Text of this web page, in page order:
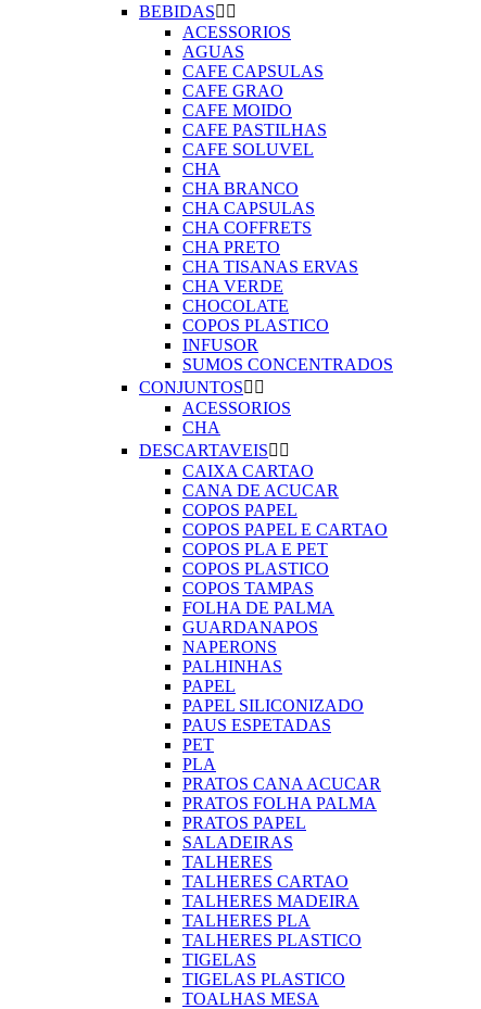
BEBIDAS 
ACESSORIOS
AGUAS
CAFE CAPSULAS
CAFE GRAO
CAFE MOIDO
CAFE PASTILHAS
CAFE SOLUVEL
CHA
CHA BRANCO
CHA CAPSULAS
CHA COFFRETS
CHA PRETO
CHA TISANAS ERVAS
CHA VERDE
CHOCOLATE
COPOS PLASTICO
INFUSOR
SUMOS CONCENTRADOS
CONJUNTOS 
ACESSORIOS
CHA
DESCARTAVEIS 
CAIXA CARTAO
CANA DE ACUCAR
COPOS PAPEL
COPOS PAPEL E CARTAO
COPOS PLA E PET
COPOS PLASTICO
COPOS TAMPAS
FOLHA DE PALMA
GUARDANAPOS
NAPERONS
PALHINHAS
PAPEL
PAPEL SILICONIZADO
PAUS ESPETADAS
PET
PLA
PRATOS CANA ACUCAR
PRATOS FOLHA PALMA
PRATOS PAPEL
SALADEIRAS
TALHERES
TALHERES CARTAO
TALHERES MADEIRA
TALHERES PLA
TALHERES PLASTICO
TIGELAS
TIGELAS PLASTICO
TOALHAS MESA